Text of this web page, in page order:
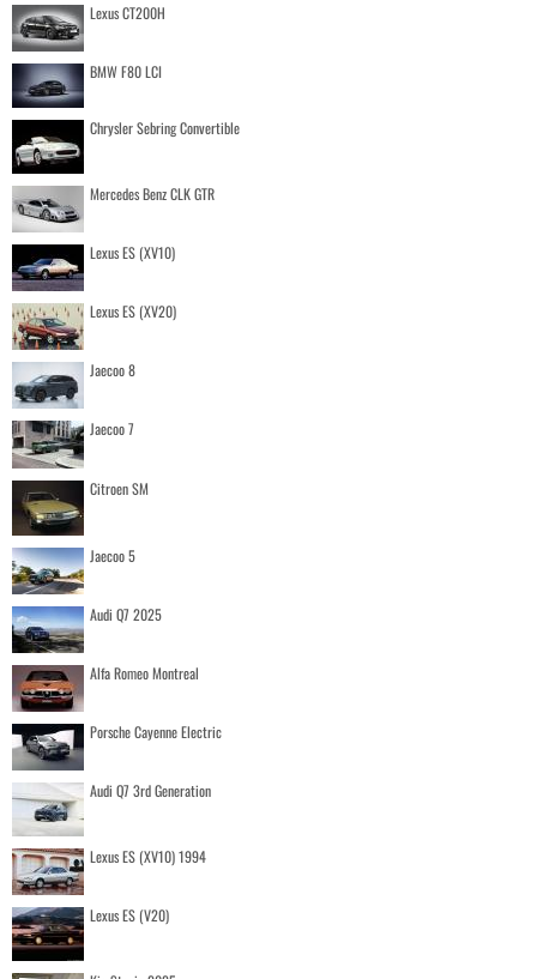
Lexus CT200H
BMW F80 LCI
Chrysler Sebring Convertible
Mercedes Benz CLK GTR
Lexus ES (XV10)
Lexus ES (XV20)
Jaecoo 8
Jaecoo 7
Citroen SM
Jaecoo 5
Audi Q7 2025
Alfa Romeo Montreal
Porsche Cayenne Electric
Audi Q7 3rd Generation
Lexus ES (XV10) 1994
Lexus ES (V20)